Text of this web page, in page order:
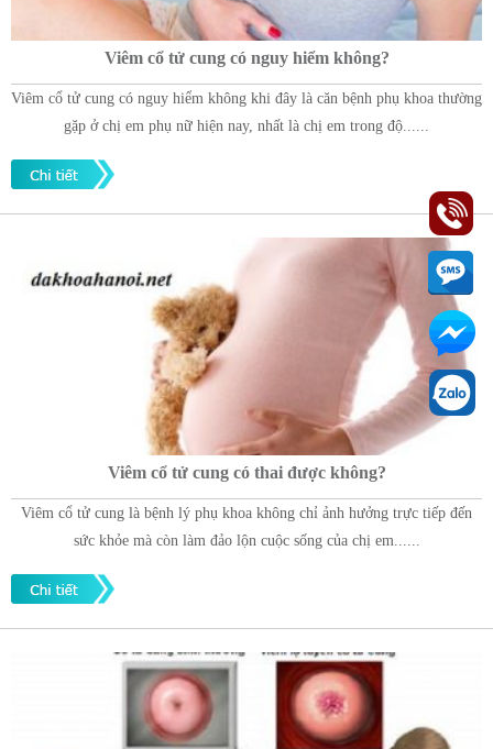
Viêm cổ tử cung có nguy hiểm không?
Viêm cổ tử cung có nguy hiểm không khi đây là căn bệnh phụ khoa thường
gặp ở chị em phụ nữ hiện nay, nhất là chị em trong độ......
Viêm cổ tử cung có thai được không?
Viêm cổ tử cung là bệnh lý phụ khoa không chỉ ảnh hưởng trực tiếp đến
sức khỏe mà còn làm đảo lộn cuộc sống của chị em......